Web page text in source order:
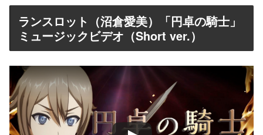
ランスロット（沼倉愛美）「円卓の騎士」
ミュージックビデオ（Short ver.）